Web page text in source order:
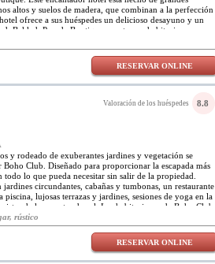
altos y suelos de madera, que combinan a la perfección
ofrece a sus huéspedes un delicioso desayuno y un
Bekkeh Posada Boutique cuenta con habitaciones para
y parejas de todos los tamaños y estilos. Las
con sus colchones de lujo y muebles antiguos
debajo. El hotel está muy cerca de muchas plazas y
está a menos de 10km y ofrece muchas playas con
kitesurf y, por supuesto, tomar el sol.
RESERVAR ONLINE
Valoración de los huéspedes 8.8
y rodeado de exuberantes jardines y vegetación se
Club. Diseñado para proporcionar la escapada más
todo lo que pueda necesitar sin salir de la propiedad.
circundantes, cabañas y tumbonas, un restaurante
lujosas terrazas y jardines, sesiones de yoga en la
de las puestas de sol. Las habitaciones de Boho Club
su nombre; un estilo bohemio-chic con tonos suaves y
ecléctico y la brillante luz natural. Muchas de las
o balcón para disfrutar del sol. Boho Club está situado
de Marbella en una urbanización privada con
tropicales. La playa está a solo cinco minutos a pie,
rústico
RESERVAR ONLINE